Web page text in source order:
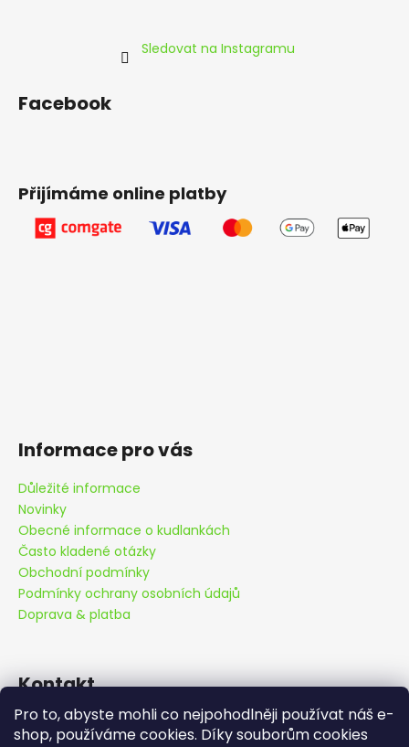
Pro to, abyste mohli co nejpohodlněji používat náš e-
shop, používáme cookies. Díky souborům cookies
Sledovat na Instagramu
Facebook
Přijímáme online platby
Informace pro vás
Důležité informace
Novinky
Obecné informace o kudlankách
Často kladené otázky
Obchodní podmínky
Podmínky ochrany osobních údajů
Doprava & platba
Kontakt
info@cutemantis.com
+420 778 419 992